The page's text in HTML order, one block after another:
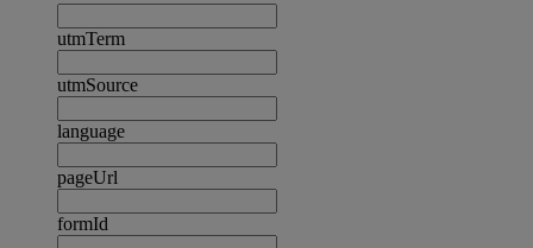
utmTerm
utmSource
language
pageUrl
formId